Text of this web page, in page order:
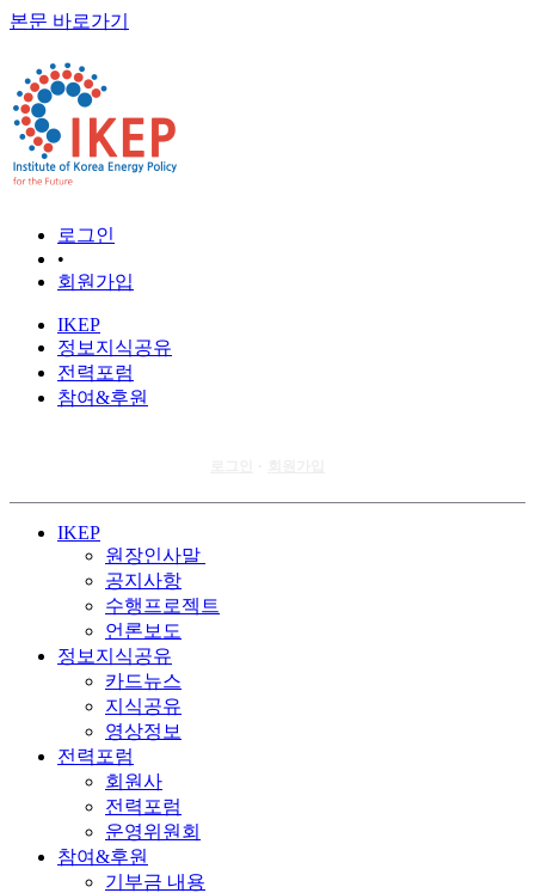
본문 바로가기
로그인
•
회원가입
IKEP
정보지식공유
전력포럼
참여&후원
IKEP
원장인사말
공지사항
수행프로젝트
언론보도
정보지식공유
카드뉴스
지식공유
영상정보
전력포럼
회원사
전력포럼
운영위원회
참여&후원
기부금 내용